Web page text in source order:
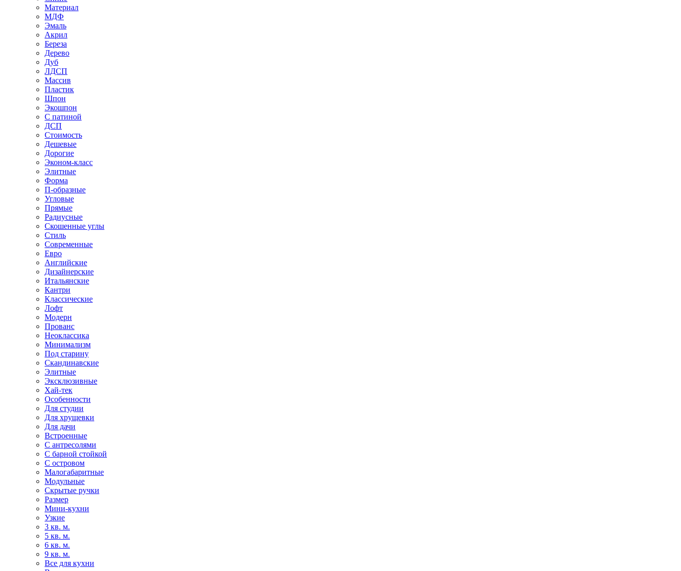
Материал
МДФ
Эмаль
Акрил
Береза
Дерево
Дуб
ЛДСП
Массив
Пластик
Шпон
Экошпон
С патиной
ДСП
Стоимость
Дешевые
Дорогие
Эконом-класс
Элитные
Форма
П-образные
Угловые
Прямые
Радиусные
Скошенные углы
Стиль
Современные
Евро
Английские
Дизайнерские
Итальянские
Кантри
Классические
Лофт
Модерн
Прованс
Неоклассика
Минимализм
Под старину
Скандинавские
Элитные
Эксклюзивные
Хай-тек
Особенности
Для студии
Для хрущевки
Для дачи
Встроенные
С антресолями
С барной стойкой
С островом
Малогабаритные
Модульные
Скрытые ручки
Размер
Мини-кухни
Узкие
3 кв. м.
5 кв. м.
6 кв. м.
9 кв. м.
Все для кухни